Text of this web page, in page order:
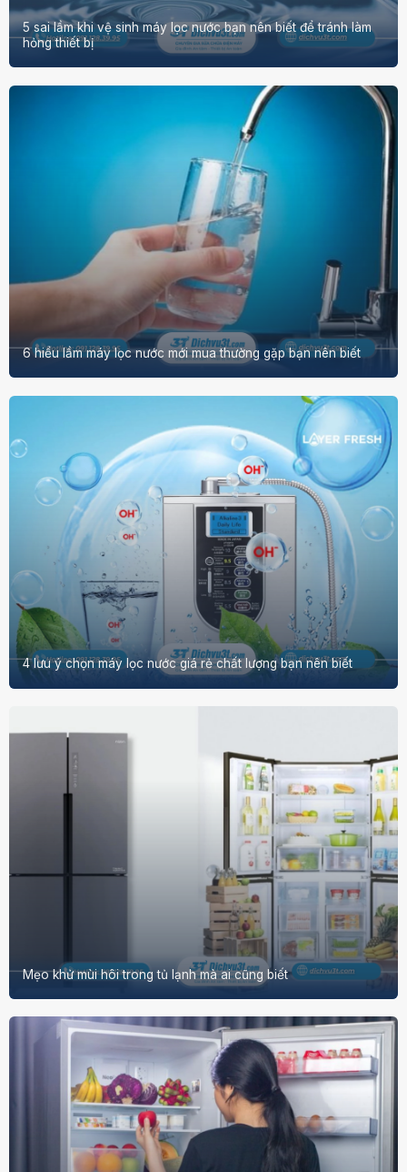
5 sai lầm khi vệ sinh máy lọc nước bạn nên biết để tránh làm
hỏng thiết bị
6 hiểu lầm máy lọc nước mới mua thường gặp bạn nên biết
4 lưu ý chọn máy lọc nước giá rẻ chất lượng bạn nên biết
Mẹo khử mùi hôi trong tủ lạnh mà ai cũng biết